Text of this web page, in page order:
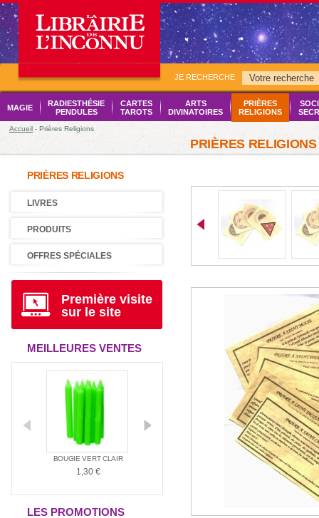
JE RECHERCHE
MAGIE
RADIESTHÉSIE
PENDULES
CARTES
TAROTS
ARTS
DIVINATOIRES
PRIÈRES
RELIGIONS
Accueil - Prières Religions
PRIÈRES RELIGIONS
PRIÈRES RELIGIONS
LIVRES
PRODUITS
OFFRES SPÉCIALES
Première visite
sur le site
MEILLEURES VENTES
BOUGIE VERT CLAIR
1,30 €
BOUGIE
1,30 €
LES PROMOTIONS